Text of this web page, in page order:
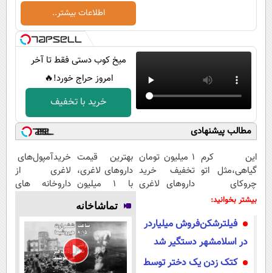
اطلاعات بیشتر..
میخ کوب دستی فقط تا آخر
امروز حراج خورد!🔥
خرید با تخفیف
مطالب پیشنهادی
این کرم
گیاهی،مثل اتو
چروکای
پوستتوصاف
1 میلیون تومان
تخفیف خرید
داروهای لاغری
یخ!
بهترین قیمت
داروهای لاغری،
با ۱ میلیون
تخفیف و ارسال
از داروخانه‌
خریدآمپول‌های
لاغری از
داروخانه های
پک یخ!
بیشتر بخوانید:
فیلترشکن‌فروش میلیاردر
در اسلامشهر دستگیر شد
کتک زدن یک دختر توسط
تماشاخانه